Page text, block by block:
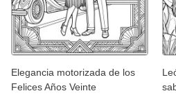
Elegancia motorizada de los
Felices Años Veinte